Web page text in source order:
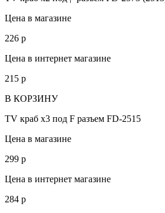
Цена в магазине
226 p
Цена в интернет магазине
215 p
В КОРЗИНУ
TV краб х3 под F разъем FD-2515
Цена в магазине
299 p
Цена в интернет магазине
284 p